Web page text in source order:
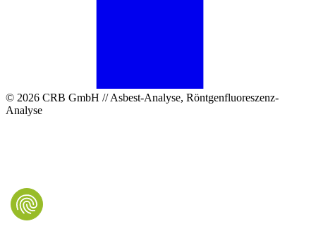
© 2026 CRB GmbH // Asbest-Analyse, Röntgenfluoreszenz-
Analyse